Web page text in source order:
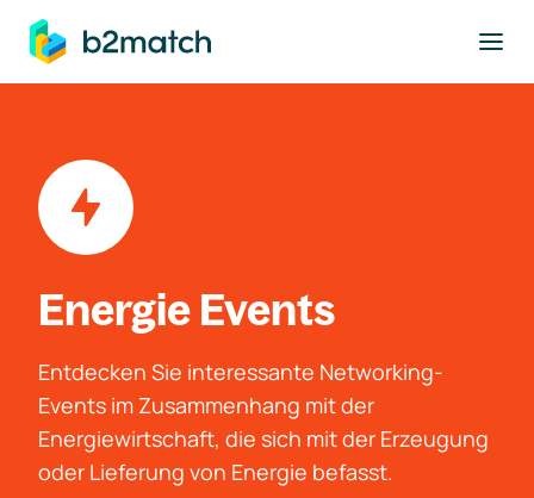
springen
Energie Events
Entdecken Sie interessante Networking-
Events im Zusammenhang mit der
Energiewirtschaft, die sich mit der Erzeugung
oder Lieferung von Energie befasst.